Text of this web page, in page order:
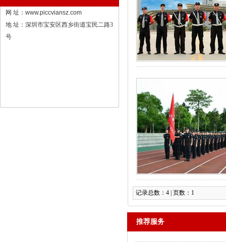
网 址： www.piccviansz.com
地 址：深圳市宝安区西乡街道宝民二路3
号
记录总数：4 | 页数：1
推荐服务